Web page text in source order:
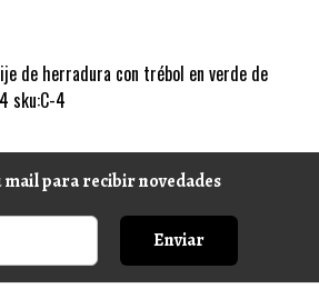
de herradura con trébol en verde de
sku:C-4
mail para recibir novedades
Enviar